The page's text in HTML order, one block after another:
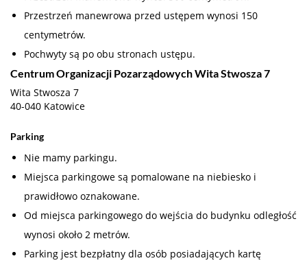
Przestrzeń manewrowa przed ustępem wynosi 150
centymetrów.
Pochwyty są po obu stronach ustępu.
Centrum Organizacji Pozarządowych Wita Stwosza 7
Wita Stwosza 7
40-040 Katowice
Parking
Nie mamy parkingu.
Miejsca parkingowe są pomalowane na niebiesko i
prawidłowo oznakowane.
Od miejsca parkingowego do wejścia do budynku odległość
wynosi około 2 metrów.
Parking jest bezpłatny dla osób posiadających kartę